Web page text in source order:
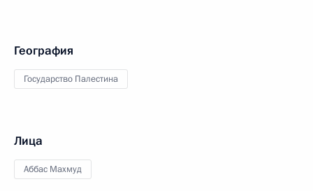
География
Государство Палестина
Лица
Аббас Махмуд